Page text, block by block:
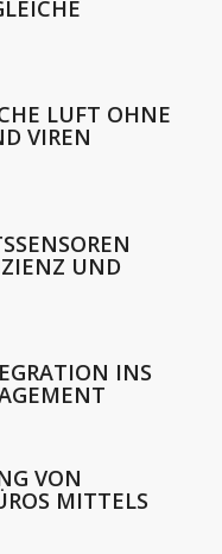
LUFT OHNE
VIREN
UND
INS
VON
MITTELS V